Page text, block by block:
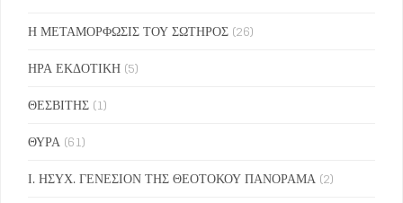
Η ΜΕΤΑΜΟΡΦΩΣΙΣ ΤΟΥ ΣΩΤΗΡΟΣ (26)
ΗΡΑ ΕΚΔΟΤΙΚΗ (5)
ΘΕΣΒΙΤΗΣ (1)
ΘΥΡΑ (61)
Ι. ΗΣΥΧ. ΓΕΝΕΣΙΟΝ ΤΗΣ ΘΕΟΤΟΚΟΥ ΠΑΝΟΡΑΜΑ (2)